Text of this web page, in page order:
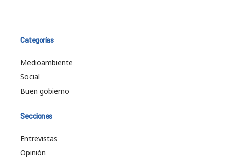
Categorías
Medioambiente
Social
Buen gobierno
Secciones
Entrevistas
Opinión